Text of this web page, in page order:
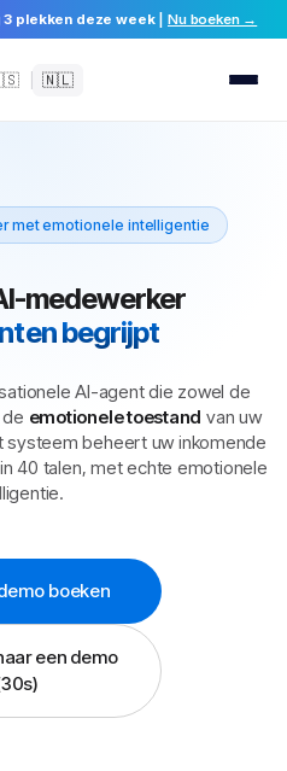
3 plekken deze week| Nu boeken →
🇳🇱
met emotionele intelligentie
medewerker
begrijpt
AI-agent die zowel de
emotionele toestand van uw
beheert uw inkomende
40 talen, met echte emotionele
boeken
een demo